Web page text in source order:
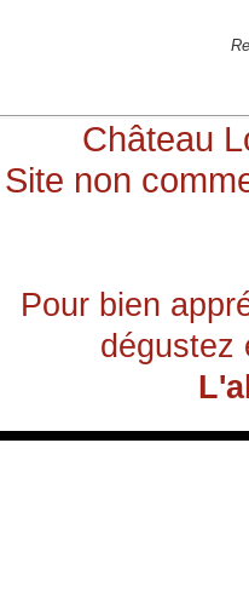
Château
Site non
Pour bien
dégustez